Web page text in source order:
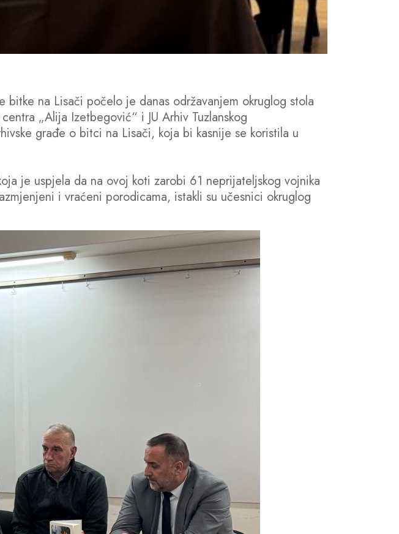
na Lisači počelo je danas održavanjem okruglog stola
„Alija Izetbegović“ i JU Arhiv Tuzlanskog
građe o bitci na Lisači, koja bi kasnije se koristila u
je uspjela da na ovoj koti zarobi 61 neprijateljskog vojnika
i vraćeni porodicama, istakli su učesnici okruglog